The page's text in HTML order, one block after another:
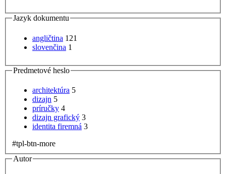
Jazyk dokumentu
angličtina 121
slovenčina 1
Predmetové heslo
architektúra 5
dizajn 5
príručky 4
dizajn grafický 3
identita firemná 3
#tpl-btn-more
Autor